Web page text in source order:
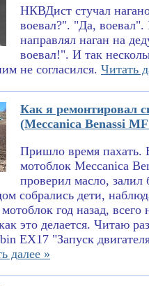
НКВДист стучал
воевал?". "Да,
направлял наган на
воевал!". И так
не согласился. Читать
Как я ремонтировал
(Meccanica Benassi
Пришло время пахать.
мотоблок Meccanica
проверил масло,
собрались дети,
год назад, всего
это делается. Читаю
EX17 "Запуск
далее »